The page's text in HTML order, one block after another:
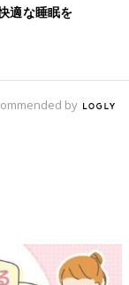
適な睡眠を
by